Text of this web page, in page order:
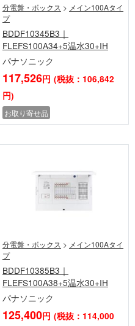
分電盤・ボックス > メイン100Aタイ
プ
BDDF10345B3｜
FLEFS100A34+5温水30+IH
パナソニック
117,526円 (税抜：106,842
円)
お取り寄せ品
分電盤・ボックス > メイン100Aタイ
プ
BDDF10385B3｜
FLEFS100A38+5温水30+IH
パナソニック
125,400円 (税抜：114,000